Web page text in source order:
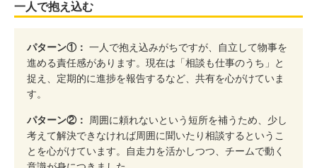
一人で抱え込む
パターン①： 一人で抱え込みがちですが、自立して物事を
進める責任感があります。現在は「相談も仕事のうち」と
捉え、定期的に進捗を報告するなど、共有を心がけていま
す。
パターン②：
周囲に頼れないという短所を補うため、少し
考えて解決できなければ周囲に聞いたり相談するというこ
とを心がけています。自走力を活かしつつ、チームで動く